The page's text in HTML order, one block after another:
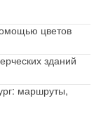
цветов
зданий
маршруты,